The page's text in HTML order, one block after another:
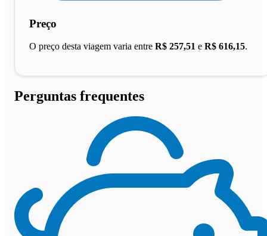
Preço
O preço desta viagem varia entre R$ 257,51 e R$ 616,15.
Perguntas frequentes